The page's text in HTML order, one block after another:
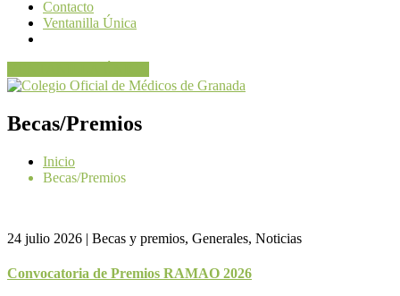
Contacto
Ventanilla Única
Becas/Premios
Inicio
Becas/Premios
24 julio 2026 | Becas y premios, Generales, Noticias
Convocatoria de Premios RAMAO 2026